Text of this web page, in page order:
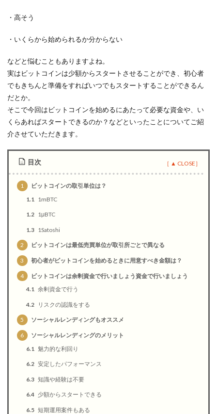
・高そう
・いくらから始められるか分からない
などと悩むこともありますよね。
実はビットコインは少額からスタートさせることができ、初心者
でもきちんと準備をすればいつでもスタートすることができるん
だとか。
そこで今回はビットコインを始めるにあたって必要な資金や、い
くらあればスタートできるのか？などといったことについてご紹
介させていただきます。
目次
1
ビットコインの取引単位は？
1.1
1mBTC
1.2 1μBTC
1.3 1Satoshi
2 ビットコインは最低売買単位が取引所ごとで異なる
3 初心者がビットコインを始めるときに用意すべき金額は？
4
ビットコインは余剰資金で行いましょう資金で行いましょう
4.1 余剰資金で行う
4.2 リスクの認識をする
5 ソーシャルレンディングもオススメ
6
ソーシャルレンディングのメリット
6.1
魅力的な利回り
6.2 安定したパフォーマンス
6.3 知識や経験は不要
6.4 少額からスタートできる
6.5 短期運用案件もある